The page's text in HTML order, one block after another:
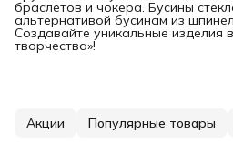
браслетов и чокера. Бусины
альтернативой бусинам из
Создавайте уникальные изделия
творчества»!
Акции Популярные товары